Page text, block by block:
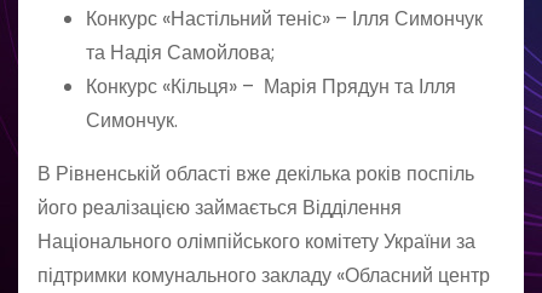
Конкурс «Настільний теніс» – Ілля Симончук
та Надія Самойлова;
Конкурс «Кільця» – Марія Прядун та Ілля
Симончук.
В Рівненській області вже декілька років поспіль
його реалізацією займається Відділення
Національного олімпійського комітету України за
підтримки комунального закладу «Обласний центр